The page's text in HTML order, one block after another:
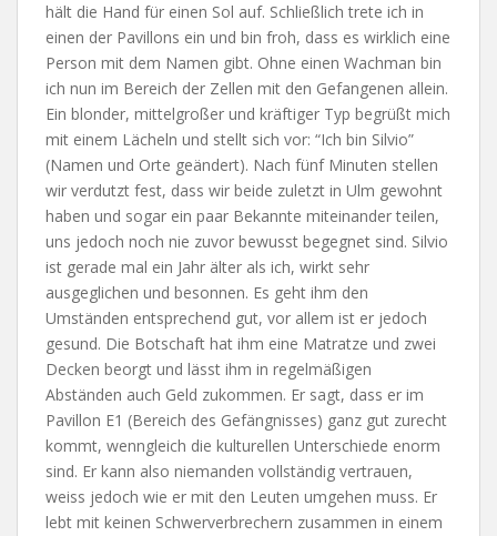
hält die Hand für einen Sol auf. Schließlich trete ich in
einen der Pavillons ein und bin froh, dass es wirklich eine
Person mit dem Namen gibt. Ohne einen Wachman bin
ich nun im Bereich der Zellen mit den Gefangenen allein.
Ein blonder, mittelgroßer und kräftiger Typ begrüßt mich
mit einem Lächeln und stellt sich vor: “Ich bin Silvio”
(Namen und Orte geändert). Nach fünf Minuten stellen
wir verdutzt fest, dass wir beide zuletzt in Ulm gewohnt
haben und sogar ein paar Bekannte miteinander teilen,
uns jedoch noch nie zuvor bewusst begegnet sind. Silvio
ist gerade mal ein Jahr älter als ich, wirkt sehr
ausgeglichen und besonnen. Es geht ihm den
Umständen entsprechend gut, vor allem ist er jedoch
gesund. Die Botschaft hat ihm eine Matratze und zwei
Decken beorgt und lässt ihm in regelmäßigen
Abständen auch Geld zukommen. Er sagt, dass er im
Pavillon E1 (Bereich des Gefängnisses) ganz gut zurecht
kommt, wenngleich die kulturellen Unterschiede enorm
sind. Er kann also niemanden vollständig vertrauen,
weiss jedoch wie er mit den Leuten umgehen muss. Er
lebt mit keinen Schwerverbrechern zusammen in einem